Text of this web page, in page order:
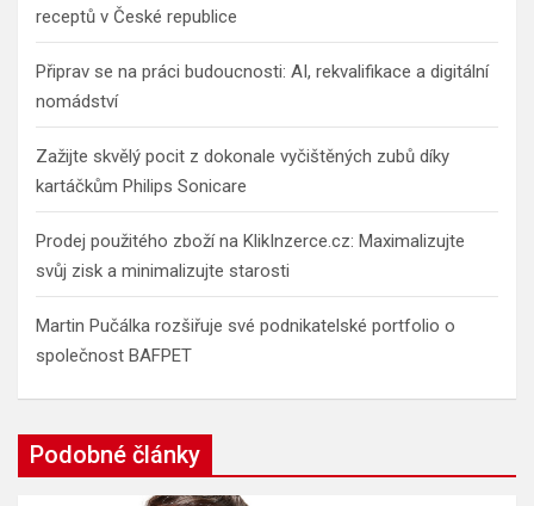
receptů v České republice
Připrav se na práci budoucnosti: AI, rekvalifikace a digitální
nomádství
Zažijte skvělý pocit z dokonale vyčištěných zubů díky
kartáčkům Philips Sonicare
Prodej použitého zboží na KlikInzerce.cz: Maximalizujte
svůj zisk a minimalizujte starosti
Martin Pučálka rozšiřuje své podnikatelské portfolio o
společnost BAFPET
Podobné články